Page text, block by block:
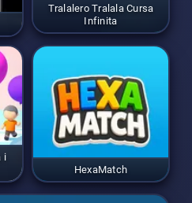
Tralalero Tralala Cursa
Infinita
i
HexaMatch